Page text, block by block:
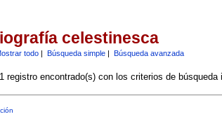
celestinesca
todo| Búsqueda simple| Búsqueda avanzada
registro encontrado(s) con los criterios de búsqueda